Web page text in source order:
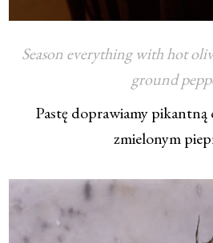
Season everything with hot
ground
Pastę doprawiamy pikantną
zmielonym